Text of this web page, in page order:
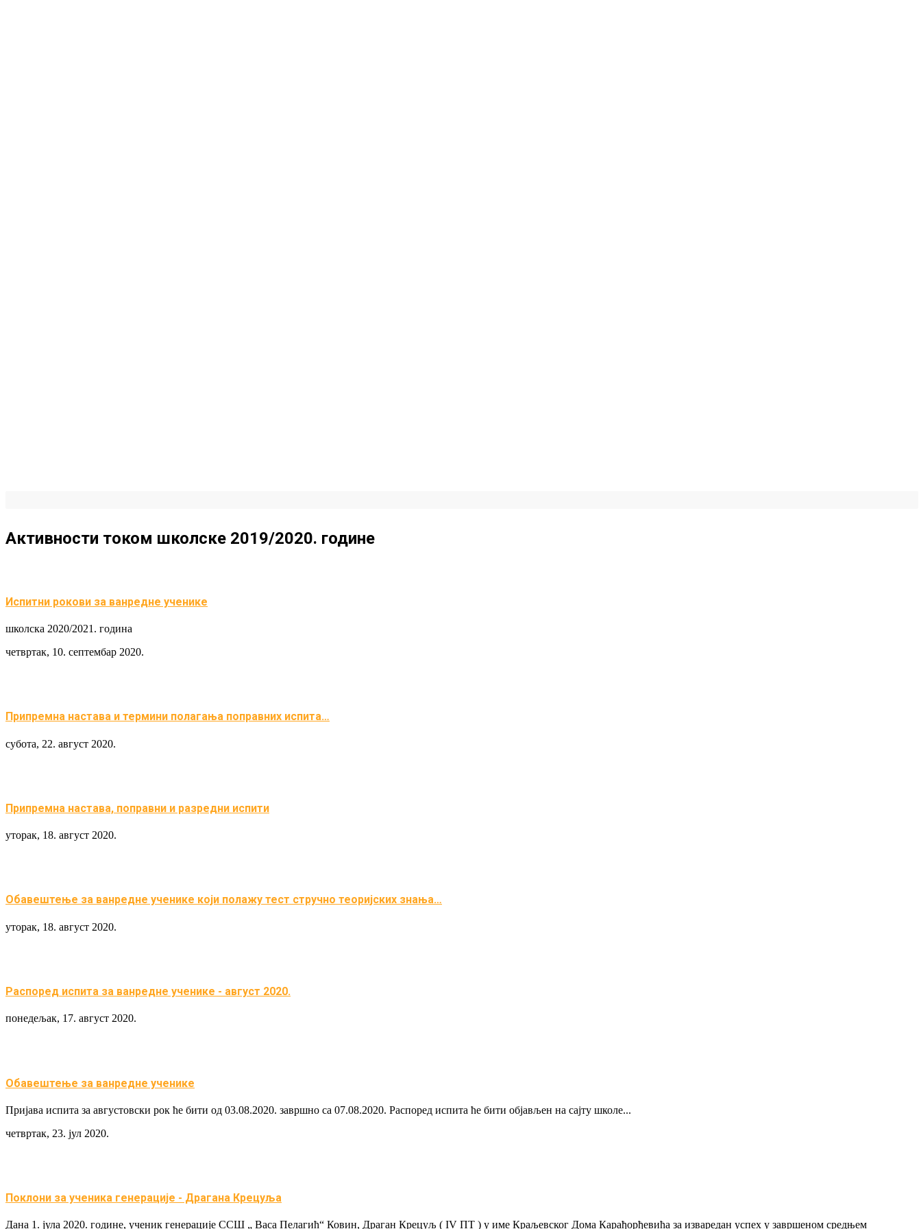
Активности током школске 2019/2020. године
Испитни рокови за ванредне ученике
школска 2020/2021. година
четвртак, 10. септембар 2020.
Припремна настава и термини полагања поправних испита…
субота, 22. август 2020.
Припремна настава, поправни и разредни испити
уторак, 18. август 2020.
Обавештење за ванредне ученике који полажу тест стручно теоријских знања…
уторак, 18. август 2020.
Распоред испита за вaнредне ученикe - август 2020.
понедељак, 17. август 2020.
Обавештење за ванредне ученике
Пријава испита за августовски рок ће бити од 03.08.2020. завршно са 07.08.2020. Распоред испита ће бити објављен на сајту школе...
четвртак, 23. јул 2020.
Поклони за ученика генерације - Драгана Крецуља
Дана 1. јула 2020. године, ученик генерације ССШ „ Васа Пелагић“ Ковин, Драган Крецуљ ( IV ПТ ) у име Краљевског Дома Карађорђевића за изваредан успех у завршеном средњем